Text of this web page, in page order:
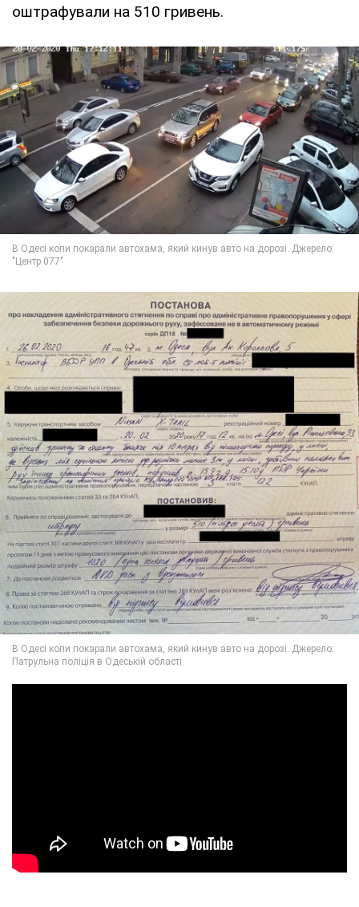
оштрафували на 510 гривень.